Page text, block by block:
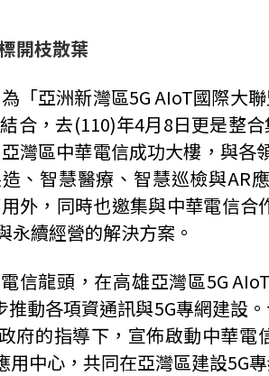
開枝散葉
「亞洲新灣區5G AIoT國際大
合，去(110)年4月8日更是整
灣區中華電信成功大樓，與
、智慧醫療、智慧巡檢與AR
外，同時也邀集與中華電信合
續經營的解決方案。
信龍頭，在高雄亞灣區5G
動各項資通訊與5G專網建設
府的指導下，宣佈啟動中華
中心，共同在亞灣區建設5G